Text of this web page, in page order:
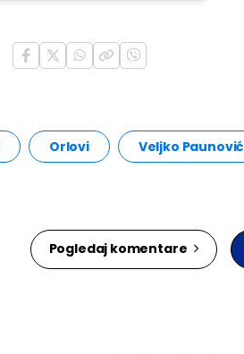
Orlovi Veljko Paunović
Pogledaj komentare